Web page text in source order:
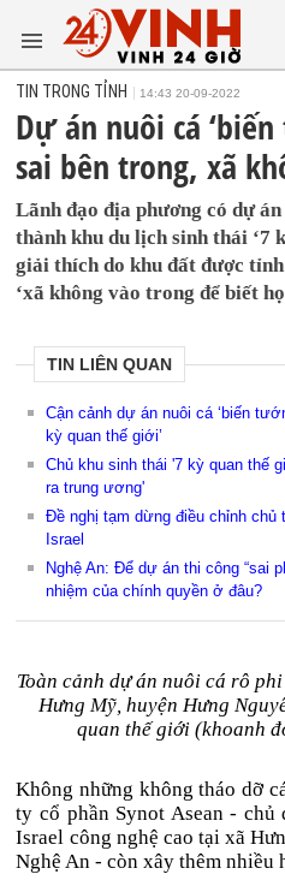
TIN TRONG TỈNH 14:43 20-09-2022
Dự án nuôi cá ‘biến
sai bên trong, xã
Lãnh đạo địa phương có dự án
thành khu du lịch sinh thái ‘7
giải thích do khu đất được
‘xã không vào trong để biết
TIN LIÊN QUAN
Cận cảnh dự án nuôi cá ‘biến
kỳ quan thế giới’
Chủ khu sinh thái '7 kỳ quan thế
ra trung ương'
Đề nghị tạm dừng điều chỉnh
Israel
Nghệ An: Để dự án thi công “sai
nhiệm của chính quyền ở đâu?
Toàn cảnh dự án nuôi cá rô
Hưng Mỹ, huyện Hưng
quan thế giới (khoanh
Không những không tháo dỡ
ty cổ phần Synot Asean -
Israel công nghệ cao tại xã
Nghệ An - còn xây thêm nhiều